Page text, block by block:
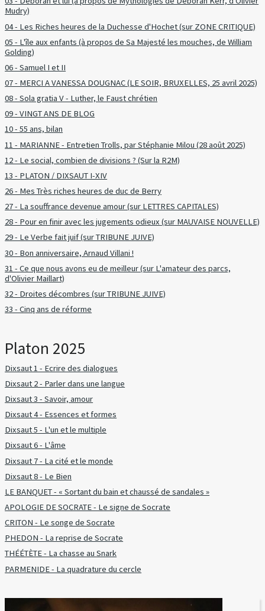
Mudry)
04 - Les Riches heures de la Duchesse d'Hochet (sur ZONE CRITIQUE)
05 - L'île aux enfants (à propos de Sa Majesté les mouches, de William
Golding)
06 - Samuel I et II
07 - MERCI A VANESSA DOUGNAC (LE SOIR, BRUXELLES, 25 avril 2025)
08 - Sola gratia V - Luther, le Faust chrétien
09 - VINGT ANS DE BLOG
10 - 55 ans, bilan
11 - MARIANNE - Entretien Trolls, par Stéphanie Milou (28 août 2025)
12 - Le social, combien de divisions ? (Sur la R2M)
13 - PLATON / DIXSAUT I-XIV
26 - Mes Très riches heures de duc de Berry
27 - La souffrance devenue amour (sur LETTRES CAPITALES)
28 - Pour en finir avec les jugements odieux (sur MAUVAISE NOUVELLE)
29 - Le Verbe fait juif (sur TRIBUNE JUIVE)
30 - Bon anniversaire, Arnaud Villani !
31 - Ce que nous avons eu de meilleur (sur L'amateur des parcs,
d'Olivier Maillart)
32 - Droites décombres (sur TRIBUNE JUIVE)
33 - Cinq ans de réforme
Platon 2025
Dixsaut 1 - Ecrire des dialogues
Dixsaut 2 - Parler dans une langue
Dixsaut 3 - Savoir, amour
Dixsaut 4 - Essences et formes
Dixsaut 5 - L'un et le multiple
Dixsaut 6 - L'âme
Dixsaut 7 - La cité et le monde
Dixsaut 8 - Le Bien
LE BANQUET - « Sortant du bain et chaussé de sandales »
APOLOGIE DE SOCRATE - Le signe de Socrate
CRITON - Le songe de Socrate
PHEDON - La reprise de Socrate
THÉÉTÈTE - La chasse au Snark
PARMENIDE - La quadrature du cercle